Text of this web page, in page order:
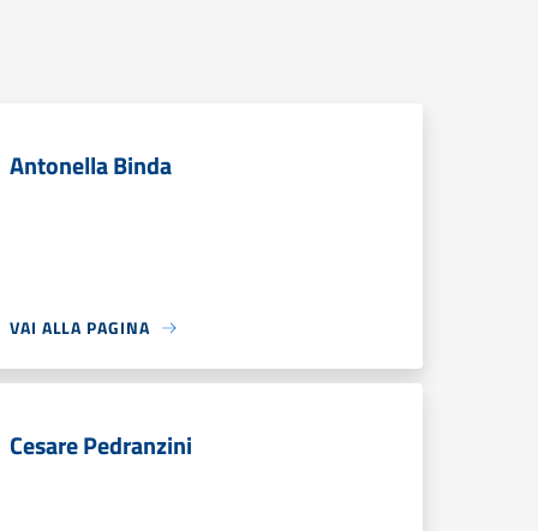
Antonella Binda
VAI ALLA PAGINA
Cesare Pedranzini